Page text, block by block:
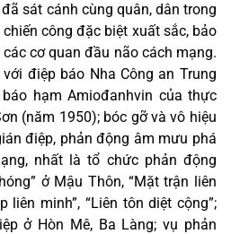
sát cánh cùng quân, dân trong
công đặc biệt xuất sắc, bảo
cơ quan đầu não cách mạng.
điệp báo Nha Công an Trung
hạm Amiođanhvin của thực
(năm 1950); bóc gỡ và vô hiệu
điệp, phản động âm mưu phá
nhất là tổ chức phản động
ở Mậu Thôn, “Mặt trận liên
liên minh”, “Liên tôn diệt cộng”;
ở Hòn Mê, Ba Làng; vụ phản